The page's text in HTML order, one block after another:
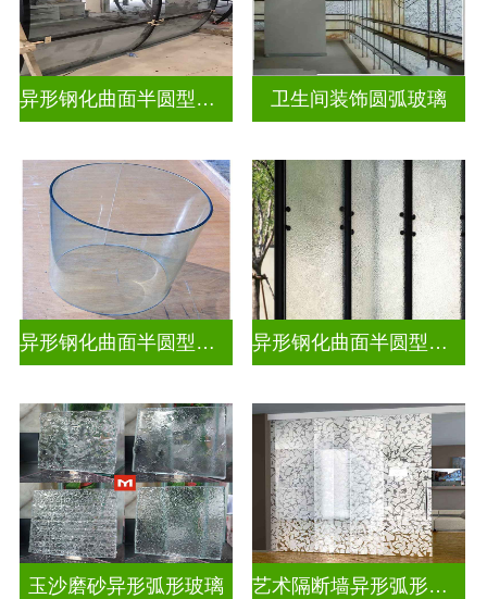
异形钢化曲面半圆型曲面玻璃 卫生间装饰圆弧玻璃
异形钢化曲面半圆型热弯玻璃 异形钢化曲面半圆型曲面玻璃
玉沙磨砂异形弧形玻璃 艺术隔断墙异形弧形玻璃